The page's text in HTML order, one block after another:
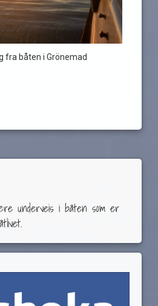
fra båten i Grönemad
underveis i båten som er